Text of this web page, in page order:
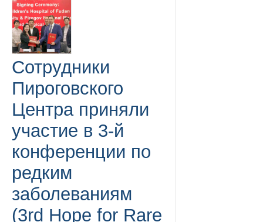
Сотрудники
Пироговского
Центра приняли
участие в 3-й
конференции по
редким
заболеваниям
(3rd Hope for Rare